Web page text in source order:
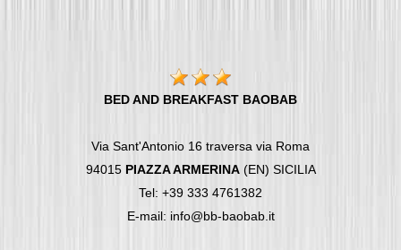
BED AND BREAKFAST BAOBAB
Via Sant'Antonio 16 traversa via Roma
94015 PIAZZA ARMERINA(EN) SICILIA
Tel: +39 333 4761382
E-mail: info@bb-baobab.it